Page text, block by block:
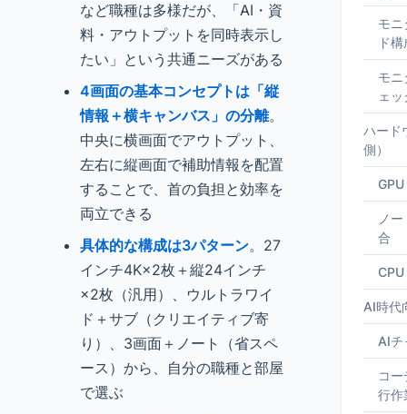
など職種は多様だが、「AI・資
料・アウトプットを同時表示し
たい」という共通ニーズがある
4画面の基本コンセプトは「縦
情報＋横キャンバス」の分離。
中央に横画面でアウトプット、
左右に縦画面で補助情報を配置
することで、首の負担と効率を
両立できる
具体的な構成は3パターン。27
インチ4K×2枚＋縦24インチ
×2枚（汎用）、ウルトラワイ
ド＋サブ（クリエイティブ寄
り）、3画面＋ノート（省スペ
ース）から、自分の職種と部屋
で選ぶ
モニ
ド
モニ
ェ
ハード
側）
ノ
合
AI時代
AIチ
コ
行作